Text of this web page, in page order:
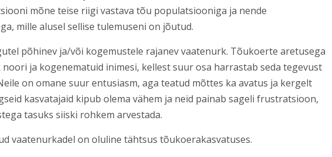
mõne teise riigi vastava tõu populatsiooniga ja nende
mille alusel sellise tulemuseni on jõutud.
põhinev ja/või kogemustele rajanev vaatenurk. Tõukoerte aretusega
ja kogenematuid inimesi, kellest suur osa harrastab seda tegevust
on omane suur entusiasm, aga teatud mõttes ka avatus ja kergelt
kasvatajaid kipub olema vähem ja neid painab sageli frustratsioon,
tasuks siiski rohkem arvestada.
vaatenurkadel on oluline tähtsus tõukoerakasvatuses.